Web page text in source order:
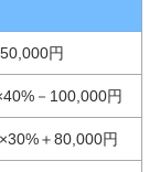
円
－100,000円
＋80,000円